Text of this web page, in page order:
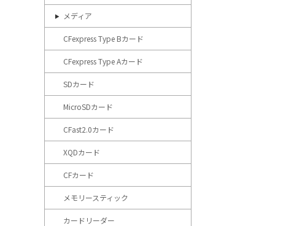
メディア
CFexpress Type Bカード
CFexpress Type Aカード
SDカード
MicroSDカード
CFast2.0カード
XQDカード
CFカード
メモリースティック
カードリーダー